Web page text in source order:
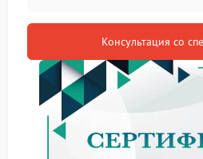
нестабильная работа
появление ошибок на
В подобных случаях ремонт
для устранения нарушений в
элемента.
Причины и
Консультация со